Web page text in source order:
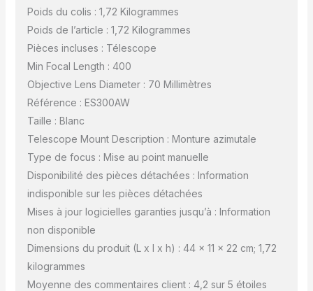
Poids du colis : 1,72 Kilogrammes
Poids de l’article : 1,72 Kilogrammes
Pièces incluses : Télescope
Min Focal Length : 400
Objective Lens Diameter : 70 Millimètres
Référence : ES300AW
Taille : Blanc
Telescope Mount Description : Monture azimutale
Type de focus : Mise au point manuelle
Disponibilité des pièces détachées : Information
indisponible sur les pièces détachées
Mises à jour logicielles garanties jusqu’à : Information
non disponible
Dimensions du produit (L x l x h) : 44 x 11 x 22 cm; 1,72
kilogrammes
Moyenne des commentaires client : 4,2 sur 5 étoiles